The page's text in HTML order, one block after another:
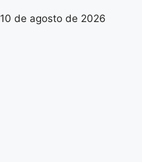
10 de agosto de 2026